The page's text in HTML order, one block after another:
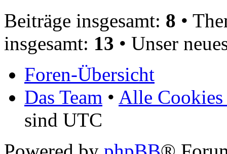
Beiträge insgesamt: 8 •
insgesamt: 13 • Unser
Foren-Übersicht
Das Team • Alle Cookies
sind UTC